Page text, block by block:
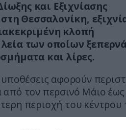
και Εξιχνίασης
Θεσσαλονίκη,
κλοπή
των οποίων ξεπερνά
και λίρες.
αφορούν
τον περσινό Μάιο
περιοχή του κέντρου